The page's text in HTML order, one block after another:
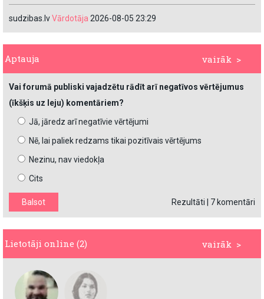
sudzibas.lvVārdotāja 2026-08-05 23:29
vairāk >
Aptauja
Vai forumā publiski vajadzētu rādīt arī negatīvos vērtējumus
(īkšķis uz leju) komentāriem?
Jā, jāredz arī negatīvie vērtējumi
Nē, lai paliek redzams tikai pozitīvais vērtējums
Nezinu, nav viedokļa
Cits
Rezultāti 7 komentāri
vairāk >
Lietotāji online (2)